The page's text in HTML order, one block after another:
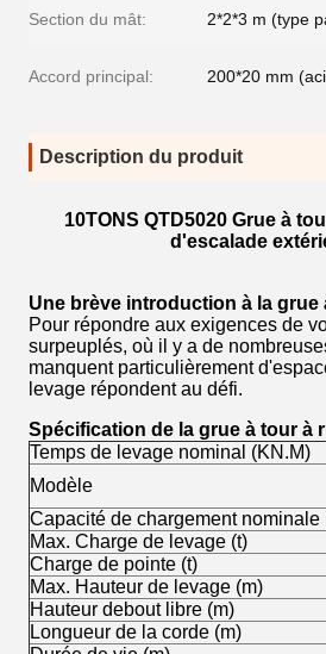
Section du mât: 2*2*3 m (type
Accord principal: 200*20 mm
Description du produit
10TONS QTD5020 Grue à
d'escalade
Une brève introduction à la grue
Pour répondre aux exigences de
surpeuplés, où il y a de
manquent particulièrement
levage répondent au défi.
Spécification de la grue à tour à
Temps de levage nominal (KN.M)
Modèle
Capacité de chargement nominale
Max. Charge de levage (t)
Charge de pointe (t)
Max. Hauteur de levage (m)
Hauteur debout libre (m)
Longueur de la corde (m)